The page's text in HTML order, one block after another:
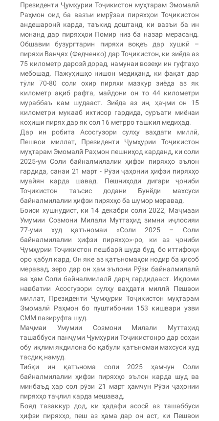
Президенти Ҷумҳурии Тоҷикистон муҳтарам Эмомалӣ
Раҳмон оид ба вазъи имрӯзаи пиряхҳои Тоҷикистон
андешаронӣ карда, таъкид доштанд, ки вазъи ба ин
монанд дар пиряхҳои Помир низ ба назар мерасанд.
Обшавии бузургтарин пиряхи воқеъ дар хушкӣ –
пиряхи Ванҷях (Федченко) дар Тоҷикистон, ки зиёда аз
75 километр дарозӣ дорад, намунаи возеҳи ин гуфтаҳо
мебошад. Пажуҳишҳо нишон медиҳанд, ки фақат дар
тӯли 70-80 соли охир пиряхи мазкур зиёда аз як
километр ақиб рафта, майдони он то 44 километри
мураббаъ кам шудааст. Зиёда аз ин, ҳаҷми он 15
километри мукааб ихтисор гардида, суръати миёнаи
коҳиши пирях дар як сол 16 метрро ташкил медиҳад.
Дар ин робита Асосгузори сулҳу ваҳдати миллӣ,
Пешвои миллат, Президенти Ҷумҳурии Тоҷикистон
муҳтарам Эмомалӣ Раҳмон пешниҳод карданд, ки соли
2025-ум Соли байналмилалии ҳифзи пиряхҳо эълон
гардида, санаи 21 март - Рӯзи ҷаҳонии ҳифзи пиряхҳо
муайян карда шавад. Пешниҳоди дигари ҷониби
Тоҷикистон таъсис додани Бунёди махсуси
байналмилалии ҳифзи пиряхҳо ба шумор меравад.
Боиси хушнудист, ки 14 декабри соли 2022, Маҷмааи
Умумии Созмони Милали Муттаҳид зимни иҷлосияи
77-уми худ қатъномаи «Соли 2025 – Соли
байналмилалии ҳифзи пиряхҳо»-ро, ки аз ҷониби
Ҷумҳурии Тоҷикистон пешбарӣ шуда буд, бо иттифоқи
оро қабул кард. Он яке аз қатъномаҳои нодир ба ҳисоб
меравад, зеро дар он ҳам эълони Рӯзи байналмилалӣ
ва ҳам Соли байналмилалӣ дарҷ гардидааст. Иқдоми
навбатии Асосгузори сулҳу ваҳдати миллӣ Пешвои
миллат, Президенти Ҷумҳурии Тоҷикистон муҳтарам
Эмомалӣ Раҳмон бо пуштибонии 153 кишвари узви
СММ пазируфта шуд.
Маҷмаи Умумии Созмони Милали Муттаҳид
ташаббуси панҷуми Ҷумҳурии Тоҷикистонро дар соҳаи
обу иқлим якдилона бо қабули қатъномаи махсуси худ
тасдиқ намуд.
Тибқи ин қатънома соли 2025 ҳамчун Соли
байналмилалии ҳифзи пиряхҳо эълон карда шуд ва
минбаъд ҳар сол рӯзи 21 март ҳамчун Рӯзи ҷаҳонии
пиряхҳо таҷлил карда мешавад.
Бояд тазаккур дод, ки ҳадафи асосӣ аз ташаббуси
ҳифзи пиряхҳо, пеш аз ҳама дар он аст, ки Пешвои